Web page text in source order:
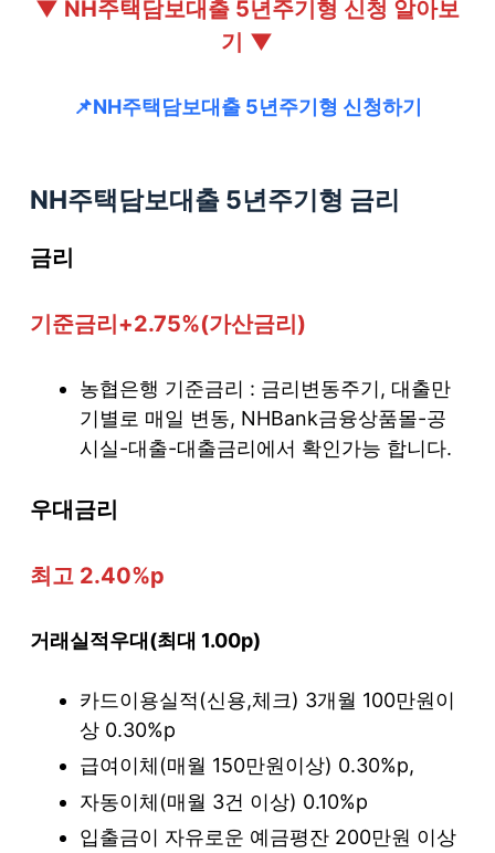
▼ NH주택담보대출 5년주기형 신청 알아보
기 ▼
📌NH주택담보대출 5년주기형 신청하기
NH주택담보대출 5년주기형 금리
금리
기준금리+2.75%(가산금리)
농협은행 기준금리 : 금리변동주기, 대출만
기별로 매일 변동, NHBank금융상품몰-공
시실-대출-대출금리에서 확인가능 합니다.
우대금리
최고 2.40%p
거래실적우대(최대 1.00p)
카드이용실적(신용,체크) 3개월 100만원이
상 0.30%p
급여이체(매월 150만원이상) 0.30%p,
자동이체(매월 3건 이상) 0.10%p
입출금이 자유로운 예금평잔 200만원 이상